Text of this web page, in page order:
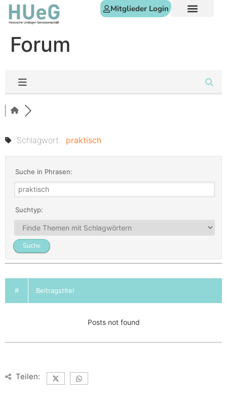
Mitglieder Login
Forum
Schlagwort: praktisch
Suche in Phrasen:
Suchtyp:
# Beitragstitel
Posts not found
Teilen: